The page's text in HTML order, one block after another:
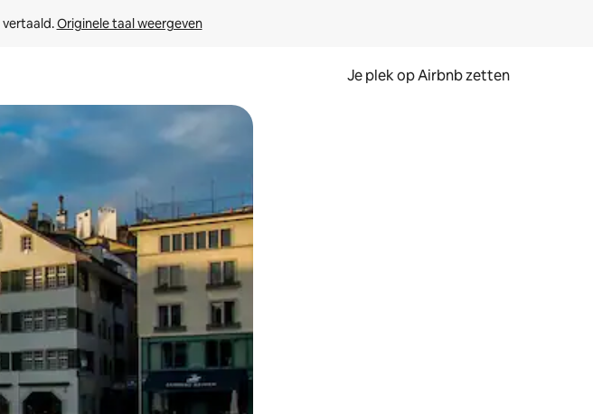
Originele taal weergeven
Je plek op Airbnb zetten
en omlaag, óf door te tikken of swipen.